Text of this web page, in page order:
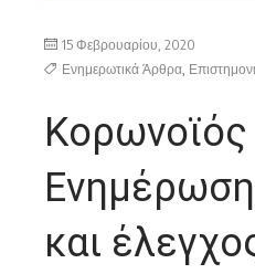
15 Φεβρουαρίου, 2020
Ενημερωτικά Άρθρα,
Κορωνοϊός
και